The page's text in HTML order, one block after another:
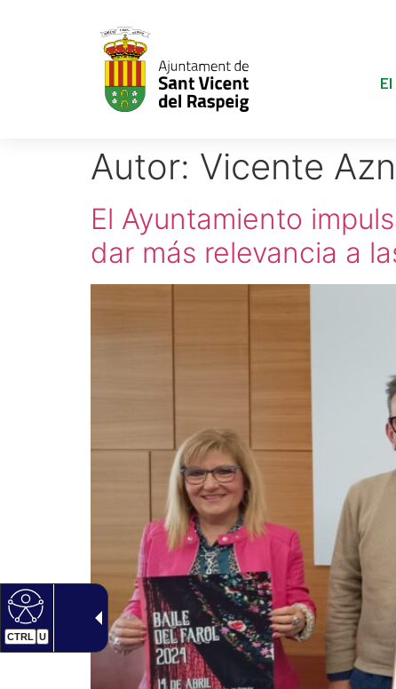
CTRL U
Autor: Vicente
El Ayuntamiento
dar más relevancia a